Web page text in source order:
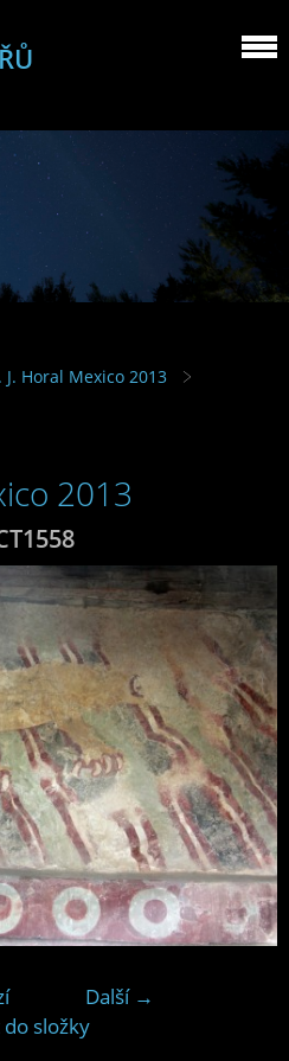
J. Horal Mexico 2013
2013
Další →
složky